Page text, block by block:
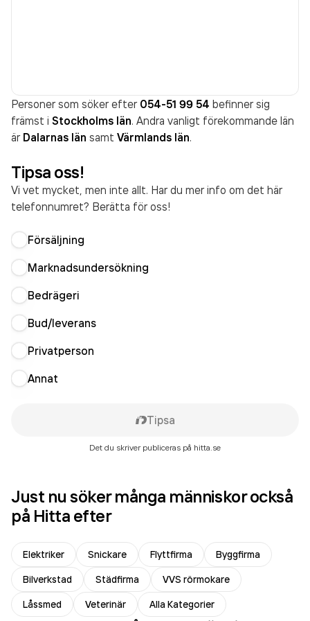
Personer som söker efter 054-51 99 54 befinner sig
främst i Stockholms län. Andra vanligt förekommande län
är Dalarnas län samt Värmlands län.
Tipsa oss!
Vi vet mycket, men inte allt. Har du mer info om det här
telefonnumret? Berätta för oss!
Försäljning
Marknadsundersökning
Bedrägeri
Bud/leverans
Privatperson
Annat
Tipsa
Det du skriver publiceras på hitta.se
Just nu söker många människor också
på Hitta efter
Elektriker Snickare Flyttfirma
Byggfirma
Bilverkstad
Städfirma
VVS rörmokare
Låssmed
Veterinär Alla Kategorier